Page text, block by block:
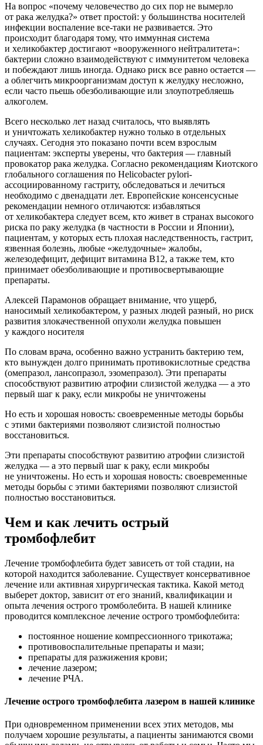
На вопрос «почему человечество до сих пор не вымерло
от рака желудка?» ответ простой: у большинства носителей
инфекции воспаление все-таки не развивается. Это
происходит благодаря тому, что иммунная система
и хеликобактер достигают «вооруженного нейтралитета»:
бактерии сложно взаимодействуют с иммунитетом человека
и побеждают лишь иногда. Однако риск все равно остается —
а облегчить микроорганизмам доступ к желудку несложно,
если часто пьешь обезболивающие или злоупотребляешь
алкоголем.
Всего несколько лет назад считалось, что выявлять
и уничтожать хеликобактер нужно только в отдельных
случаях. Сегодня это показано почти всем взрослым
пациентам: эксперты уверены, что бактерия — главный
провокатор рака желудка. Согласно рекомендациям Киотского
глобального соглашения по Helicobacter pylori-
ассоциированному гастриту, обследоваться и лечиться
необходимо с двенадцати лет. Европейские консенсусные
рекомендации немного отличаются: избавляться
от хеликобактера следует всем, кто живет в странах высокого
риска по раку желудка (в частности в России и Японии),
пациентам, у которых есть плохая наследственность, гастрит,
язвенная болезнь, любые «желудочные» жалобы,
железодефицит, дефицит витамина В12, а также тем, кто
принимает обезболивающие и противосвертывающие
препараты.
Алексей Парамонов обращает внимание, что ущерб,
наносимый хеликобактером, у разных людей разный, но риск
развития злокачественной опухоли желудка повышен
у каждого носителя
По словам врача, особенно важно устранить бактерию тем,
кто вынужден долго принимать противокислотные средства
(омепразол, лансопразол, эзомепразол). Эти препараты
способствуют развитию атрофии слизистой желудка — а это
первый шаг к раку, если микробы не уничтожены
Но есть и хорошая новость: своевременные методы борьбы
с этими бактериями позволяют слизистой полностью
восстановиться.
Эти препараты способствуют развитию атрофии слизистой
желудка — а это первый шаг к раку, если микробы
не уничтожены. Но есть и хорошая новость: своевременные
методы борьбы с этими бактериями позволяют слизистой
полностью восстановиться.
Чем и как лечить острый
тромбофлебит
Лечение тромбофлебита будет зависеть от той стадии, на
которой находится заболевание. Существует консервативное
лечение или активная хирургическая тактика. Какой метод
выберет доктор, зависит от его знаний, квалификации и
опыта лечения острого тромболебита. В нашей клинике
проводится комплексное лечение острого тромбофлебита:
постоянное ношение компрессионного трикотажа;
противовоспалительные препараты и мази;
препараты для разжижения крови;
лечение лазером;
лечение РЧА.
Лечение острого тромбофлебита лазером в нашей клинике
При одновременном применении всех этих методов, мы
получаем хорошие результаты, а пациенты занимаются своми